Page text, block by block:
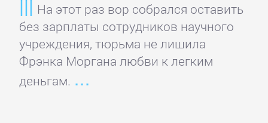
На этот раз вор собрался оставить
без зарплаты сотрудников научного
учреждения, тюрьма не лишила
Фрэнка Моргана любви к легким
деньгам.
Крутой
детектив
Политические